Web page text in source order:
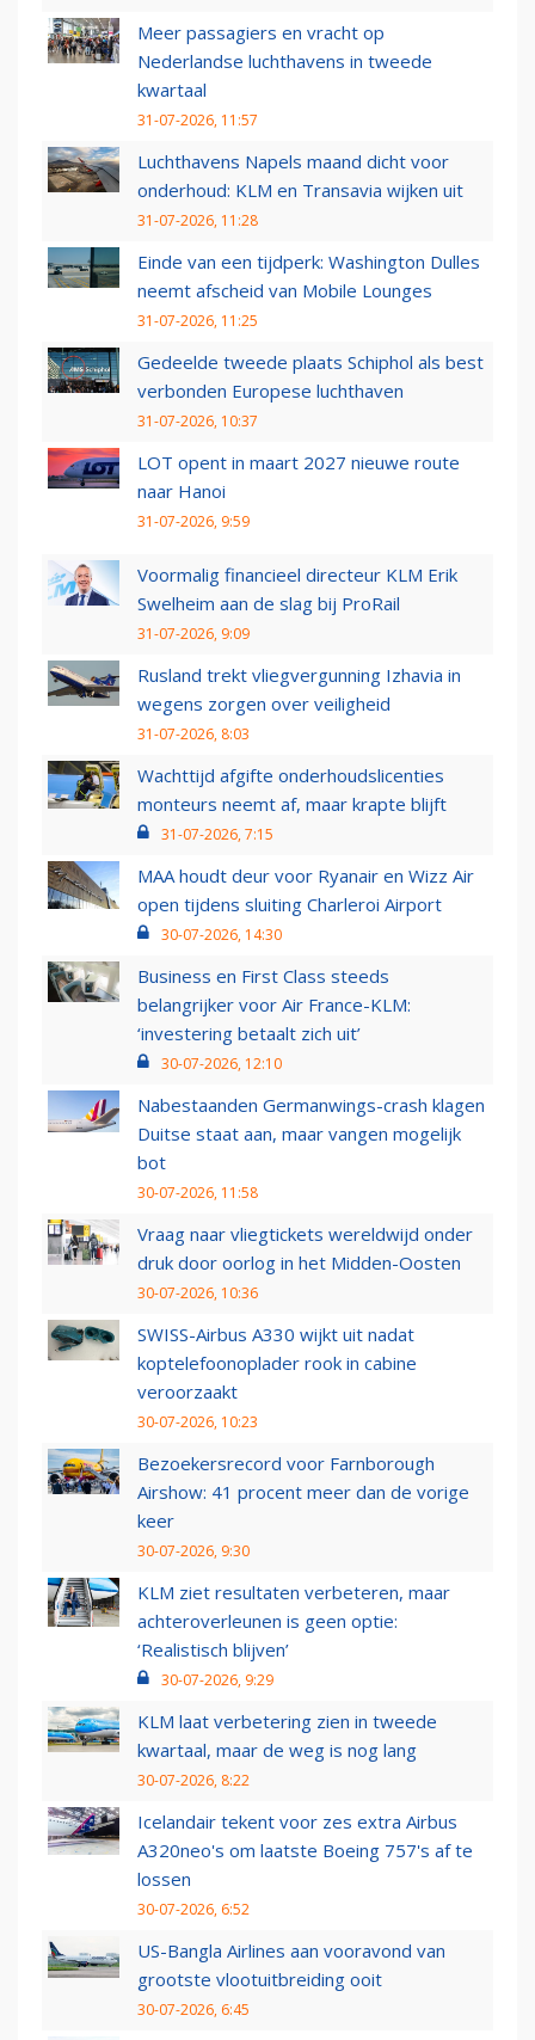
Meer passagiers en vracht op
Nederlandse luchthavens in tweede
kwartaal
31-07-2026, 11:57
Luchthavens Napels maand dicht voor
onderhoud: KLM en Transavia wijken uit
31-07-2026, 11:28
Einde van een tijdperk: Washington Dulles
neemt afscheid van Mobile Lounges
31-07-2026, 11:25
Gedeelde tweede plaats Schiphol als best
verbonden Europese luchthaven
31-07-2026, 10:37
LOT opent in maart 2027 nieuwe route
naar Hanoi
31-07-2026, 9:59
Voormalig financieel directeur KLM Erik
Swelheim aan de slag bij ProRail
31-07-2026, 9:09
Rusland trekt vliegvergunning Izhavia in
wegens zorgen over veiligheid
31-07-2026, 8:03
Wachttijd afgifte onderhoudslicenties
monteurs neemt af, maar krapte blijft
31-07-2026, 7:15
MAA houdt deur voor Ryanair en Wizz Air
open tijdens sluiting Charleroi Airport
30-07-2026, 14:30
Business en First Class steeds
belangrijker voor Air France-KLM:
‘investering betaalt zich uit’
30-07-2026, 12:10
Nabestaanden Germanwings-crash klagen
Duitse staat aan, maar vangen mogelijk
bot
30-07-2026, 11:58
Vraag naar vliegtickets wereldwijd onder
druk door oorlog in het Midden-Oosten
30-07-2026, 10:36
SWISS-Airbus A330 wijkt uit nadat
koptelefoonoplader rook in cabine
veroorzaakt
30-07-2026, 10:23
Bezoekersrecord voor Farnborough
Airshow: 41 procent meer dan de vorige
keer
30-07-2026, 9:30
KLM ziet resultaten verbeteren, maar
achteroverleunen is geen optie:
‘Realistisch blijven’
30-07-2026, 9:29
KLM laat verbetering zien in tweede
kwartaal, maar de weg is nog lang
30-07-2026, 8:22
Icelandair tekent voor zes extra Airbus
A320neo's om laatste Boeing 757's af te
lossen
30-07-2026, 6:52
US-Bangla Airlines aan vooravond van
grootste vlootuitbreiding ooit
30-07-2026, 6:45